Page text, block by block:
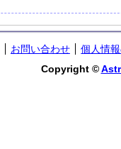
お問い合わせ
個人情
Copyright ©